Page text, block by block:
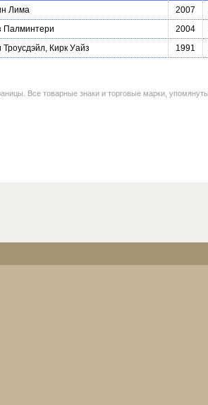
Лима 2007
Палминтери 2004
Троусдэйл, Кирк Уайз 1991
Все товарные знаки и торговые марки,